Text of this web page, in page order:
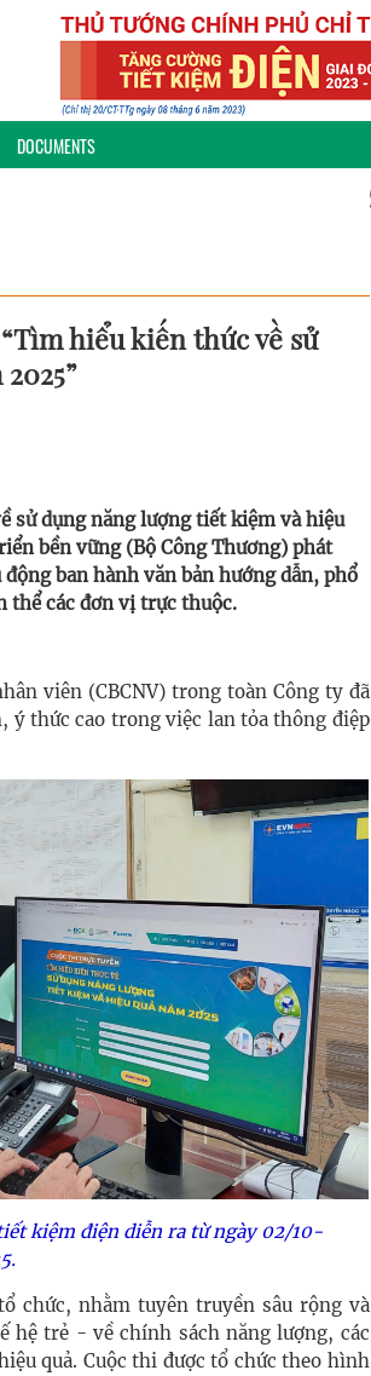
DOCUMENTS
hiểu kiến thức về sử
sử dụng năng lượng tiết kiệm và hiệu
bền vững (Bộ Công Thương) phát
ban hành văn bản hướng dẫn, phổ
thể các đơn vị trực thuộc.
viên (CBCNV) trong toàn Công ty đã
thức cao trong việc lan tỏa thông điệp
kiệm điện diễn ra từ ngày 02/10-
chức, nhằm tuyên truyền sâu rộng và
hệ trẻ - về chính sách năng lượng, các
quả. Cuộc thi được tổ chức theo hình